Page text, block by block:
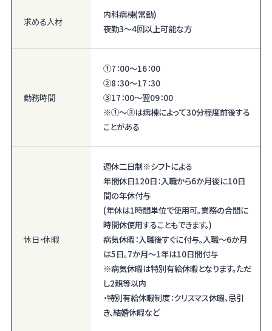
求める人材
内科病棟(常勤)
夜勤3～4回以上可能な方
勤務時間
①7：00～16：00
②8：30～17：30
③17：00～翌09：00
※①～③は病棟によって30分程度前後する
ことがある
休日・休暇
週休二日制※シフトによる
年間休日120日：入職から6か月後に10日
間の年休付与
(年休は1時間単位で使用可。業務の合間に
時間休使用することもできます。)
病気休暇：入職後すぐに付与。入職～6か月
は5日。7か月～1年は10日間付与
※病気休暇は特別有給休暇となります。ただ
し2親等以内
・特別有給休暇制度：クリスマス休暇、忌引
き、結婚休暇など